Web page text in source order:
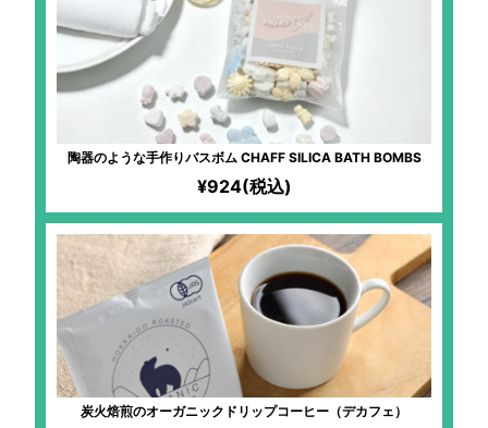
陶器のような手作りバスボム CHAFF SILICA BATH BOMBS
¥924(税込)
炭火焙煎のオーガニックドリップコーヒー（デカフェ）